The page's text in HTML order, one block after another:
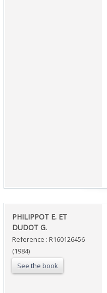
‎PHILIPPOT E. ET
DUDOT G.‎
Reference : R160126456
(1984)
See the book